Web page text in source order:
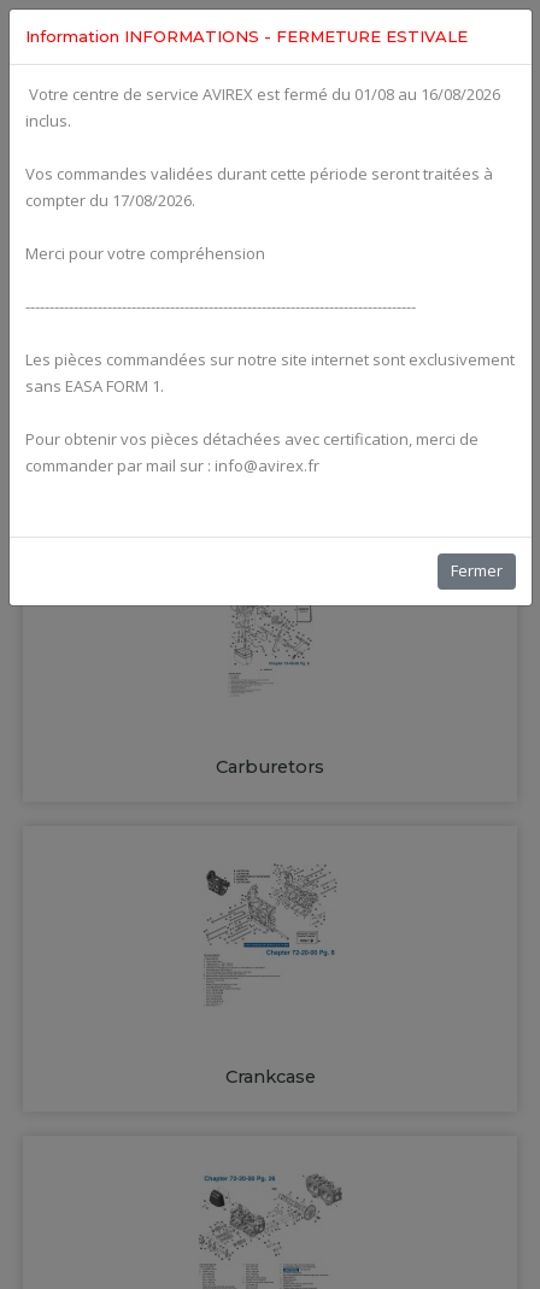
Alternators
Carburetors
Crankcase
Information INFORMATIONS - FERMETURE ESTIVALE
Votre centre de service AVIREX est fermé du 01/08 au 16/08/2026
inclus.
Vos commandes validées durant cette période seront traitées à
compter du 17/08/2026.
Merci pour votre compréhension
---------------------------------------------------------------------------------
Les pièces commandées sur notre site internet sont exclusivement
sans EASA FORM 1.
Pour obtenir vos pièces détachées avec certification, merci de
commander par mail sur : info@avirex.fr
Fermer